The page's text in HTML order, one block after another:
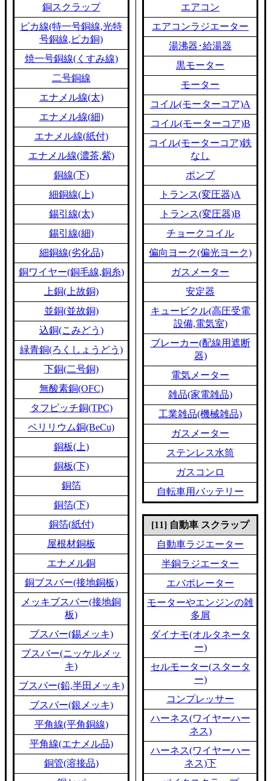
銅スクラップ
ピカ線(特一号銅線,光特
号銅線,ピカ銅)
焼一号銅線(くすみ線)
二号銅線
エナメル線(太)
エナメル線(細)
エナメル線(紙付)
エナメル線(濃茶,紫)
銅線(下)
細銅線(上)
錫引線(太)
錫引線(細)
細銅線(劣化品)
銅ワイヤー(銅毛線,銅糸)
上銅(上故銅)
並銅(並故銅)
込銅(こみどう)
緑青銅(ろくしょうどう)
下銅(二号銅)
無酸素銅(OFC)
タフピッチ銅(TPC)
ベリリウム銅(BeCu)
銅板(上)
銅板(下)
銅箔
銅箔(下)
銅箔(紙付)
屋根材銅板
エナメル銅
銅ブスバー(接地銅板)
メッキブスバー(接地銅
板)
ブスバー(錫メッキ)
ブスバー(ニッケルメッ
キ)
ブスバー(鉛,半田メッキ)
ブスバー(銀メッキ)
平角線(平角銅線)
平角線(エナメル品)
銅管(溶接品)
エアコン
エアコンラジエーター
湯沸器･給湯器
黒モーター
モーター
コイル(モーターコア)A
コイル(モーターコア)B
コイル(モーターコア)鉄
なし
ポンプ
トランス(変圧器)A
トランス(変圧器)B
チョークコイル
偏向ヨーク(偏光ヨーク)
ガスメーター
安定器
キュービクル(高圧受電
設備,電気室)
ブレーカー(配線用遮断
器)
電気メーター
雑品(家電雑品)
工業雑品(機械雑品)
ガスメーター
ステンレス水筒
ガスコンロ
自転車用バッテリー
[11] 自動車 スクラップ
自動車ラジエーター
半銅ラジエーター
エバポレーター
モーターやエンジンの雑
多屑
ダイナモ(オルタネータ
ー)
セルモーター(スタータ
ー)
コンプレッサー
ハーネス(ワイヤーハー
ネス)
ハーネス(ワイヤーハー
ネス)下